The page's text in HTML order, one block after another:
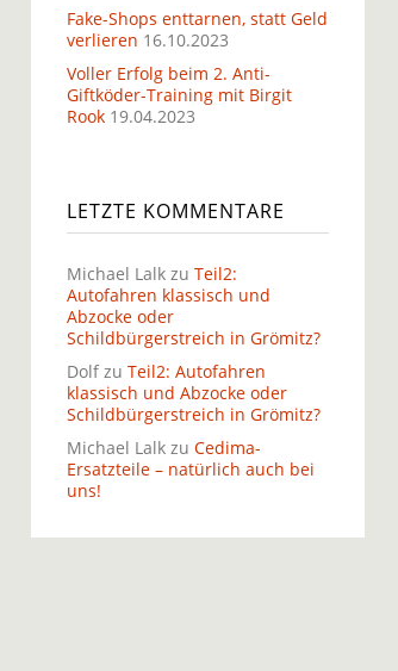
Fake-Shops enttarnen, statt Geld
verlieren 16.10.2023
Voller Erfolg beim 2. Anti-
Giftköder-Training mit Birgit
Rook 19.04.2023
LETZTE KOMMENTARE
Michael Lalkzu Teil2:
Autofahren klassisch und
Abzocke oder
Schildbürgerstreich in Grömitz?
Dolfzu Teil2: Autofahren
klassisch und Abzocke oder
Schildbürgerstreich in Grömitz?
Michael Lalkzu Cedima-
Ersatzteile – natürlich auch bei
uns!